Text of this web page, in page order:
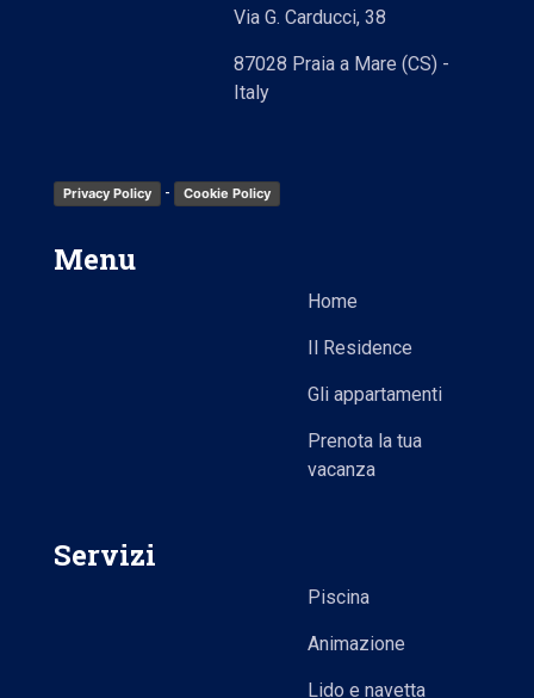
Via G. Carducci, 38
87028 Praia a Mare (CS) -
Italy
Privacy Policy - Cookie Policy
Menu
Home
Il Residence
Gli appartamenti
Prenota la tua
vacanza
Servizi
Piscina
Animazione
Lido e navetta